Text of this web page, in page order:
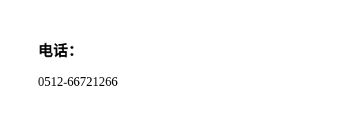
电话：
0512-66721266